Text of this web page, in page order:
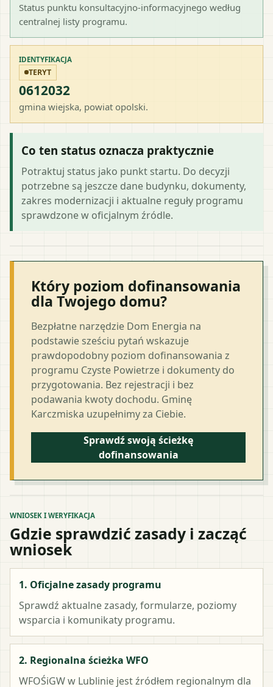
Status punktu konsultacyjno-informacyjnego według
centralnej listy programu.
IDENTYFIKACJA
TERYT
0612032
gmina wiejska, powiat opolski.
Co ten status oznacza praktycznie
Potraktuj status jako punkt startu. Do decyzji
potrzebne są jeszcze dane budynku, dokumenty,
zakres modernizacji i aktualne reguły programu
sprawdzone w oficjalnym źródle.
Który poziom dofinansowania
dla Twojego domu?
Bezpłatne narzędzie Dom Energia na
podstawie sześciu pytań wskazuje
prawdopodobny poziom dofinansowania z
programu Czyste Powietrze i dokumenty do
przygotowania. Bez rejestracji i bez
podawania kwoty dochodu. Gminę
Karczmiska uzupełnimy za Ciebie.
Sprawdź swoją ścieżkę
dofinansowania
WNIOSEK I WERYFIKACJA
Gdzie sprawdzić zasady i zacząć
wniosek
1. Oficjalne zasady programu
Sprawdź aktualne zasady, formularze, poziomy
wsparcia i komunikaty programu.
2. Regionalna ścieżka WFO
WFOŚiGW w Lublinie jest źródłem regionalnym dla